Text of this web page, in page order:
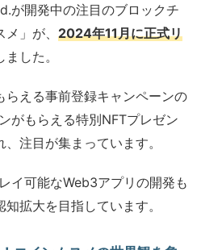
開発中の注目のブロックチ
」が、 2024年11月に正式リ
ました。
らえる事前登録キャンペーンの
がもらえる特別NFTプレゼン
注目が集まっています。
イ可能なWeb3アプリの開発も
拡大を目指しています。